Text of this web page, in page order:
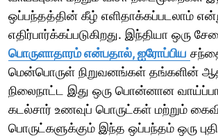
ஒப்பந்தத்தின் கீழ் எளிதாக்கப்படலாம்
எதிர்பார்க்கப்படுகிறது. இந்தியா ஒரு
பொருளாதாரம் என்பதால், ஐரோப்பிய
மென்பொருள் நிறுவனங்கள் தங்களின்
நிலைநாட்ட இது ஒரு பொன்னான
கடல்சார் உணவுப் பொருட்கள் மற்றும்
பொருட்களுக்கும் இந்த ஒப்பந்தம் ஒரு